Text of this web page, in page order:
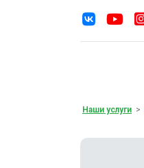
Наши услуги